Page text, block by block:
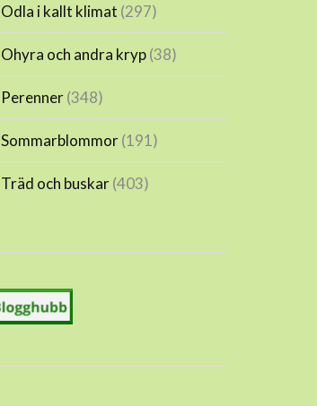
Odla i kallt klimat (297)
Ohyra och andra kryp(38)
Perenner(348)
Sommarblommor(191)
Träd och buskar(403)